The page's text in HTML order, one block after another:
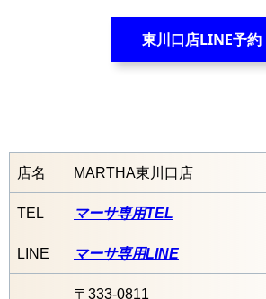
東川口店LINE予約
店名 MARTHA東川口店
TEL マーサ専用TEL
LINE マーサ専用LINE
〒333-0811